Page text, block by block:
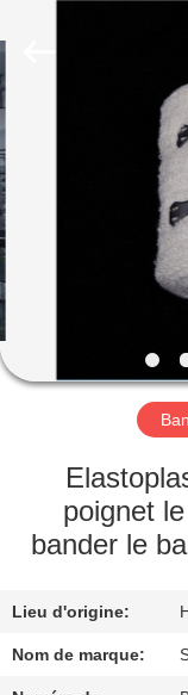
MAISON
PRODUITS
AU
SUJET
DE
NOUS
VISITE
D'USINE
DE
QUALITÉ
Copyright
©
Rights
poignet
bander le
Lieu d'origine:
Nom de marque: